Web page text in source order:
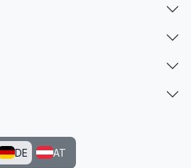
DE AT